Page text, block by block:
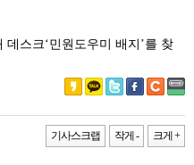
스크‘민원도우미 배지’를 찾
기사스크랩 작게 - 크게 +